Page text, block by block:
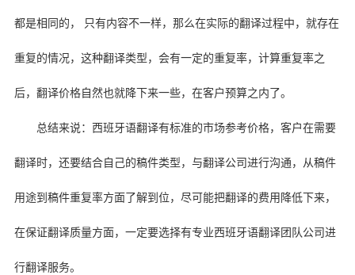
都是相同的， 只有内容不一样，那么在实际的翻译过程中，就存在
重复的情况，这种翻译类型，会有一定的重复率，计算重复率之
后，翻译价格自然也就降下来一些，在客户预算之内了。
总结来说：西班牙语翻译有标准的市场参考价格，客户在需要
翻译时，还要结合自己的稿件类型，与翻译公司进行沟通，从稿件
用途到稿件重复率方面了解到位，尽可能把翻译的费用降低下来，
在保证翻译质量方面，一定要选择有专业西班牙语翻译团队公司进
行翻译服务。